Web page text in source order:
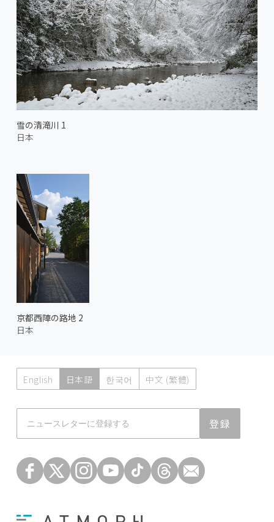
雪の清滝川 1
日本
京都西陣の路地 2
日本
English 日本語 한국어 中文 (繁體)
登録